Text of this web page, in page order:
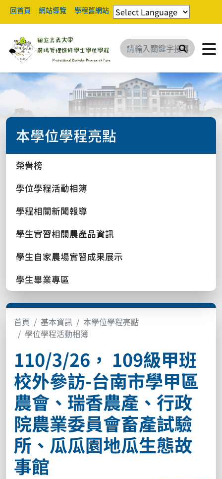
回首頁 網站導覽 學程舊網站
搜尋
本學位學程亮點
榮譽榜
學位學程活動相簿
學程相關新聞報導
學生實習相關農產品資訊
學生自家農場實習成果展示
學生畢業專區
首頁 基本資訊
本學位學程亮點
學位學程活動相簿
110/3/26， 109級甲班
校外參訪-台南市學甲區
農會、瑞香農產、行政
院農業委員會畜產試驗
所、瓜瓜園地瓜生態故
事館